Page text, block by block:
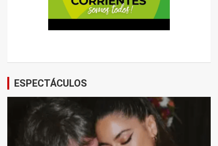
ESPECTÁCULOS